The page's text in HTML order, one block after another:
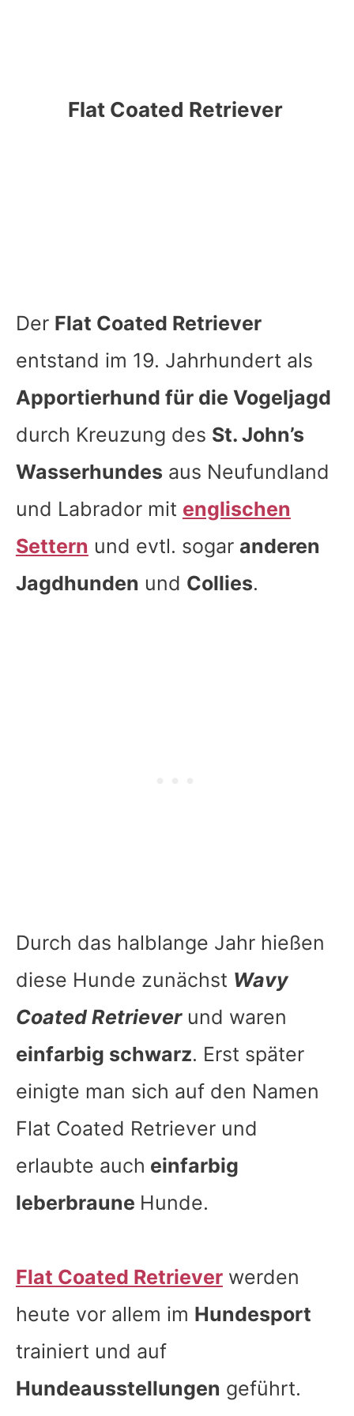
Flat Coated Retriever
Der Flat Coated Retriever
entstand im 19. Jahrhundert als
Apportierhund für die Vogeljagd
durch Kreuzung des St. John’s
Wasserhundes aus Neufundland
und Labrador mit englischen
Settern und evtl. sogar anderen
Jagdhunden und Collies.
Durch das halblange Jahr hießen
diese Hunde zunächst Wavy
Coated Retrieverund waren
einfarbig schwarz. Erst später
einigte man sich auf den Namen
Flat Coated Retriever und
erlaubte auch einfarbig
leberbraune Hunde.
Flat Coated Retrieverwerden
heute vor allem im Hundesport
trainiert und auf
Hundeausstellungen geführt.